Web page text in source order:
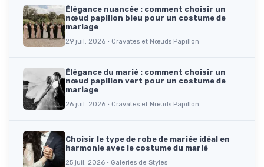
Élégance nuancée : comment choisir un
nœud papillon bleu pour un costume de
mariage
29 juil. 2026 · Cravates et Nœuds Papillon
Élégance du marié : comment choisir un
nœud papillon vert pour un costume de
mariage
26 juil. 2026 · Cravates et Nœuds Papillon
Choisir le type de robe de mariée idéal en
harmonie avec le costume du marié
25 juil. 2026 · Galeries de Styles